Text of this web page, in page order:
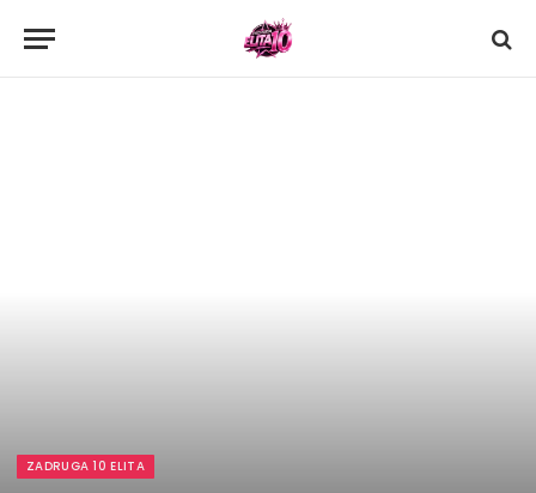
ZADRUGA 10 ELITA